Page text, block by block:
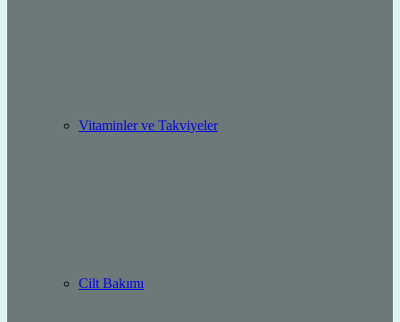
Vitaminler ve Takviyeler
Cilt Bakımı